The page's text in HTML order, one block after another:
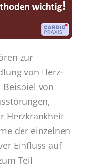
zur
von Herz-
Beispiel von
Herzkrankheit.
der einzelnen
Einfluss auf
Teil